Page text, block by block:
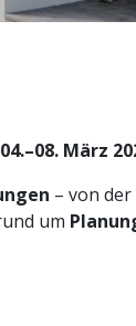
März
– von
um